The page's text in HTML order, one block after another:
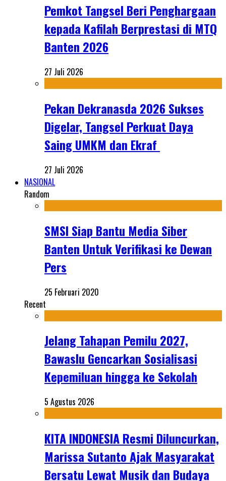
Pemkot Tangsel Beri Penghargaan
kepada Kafilah Berprestasi di MTQ
Banten 2026
27 Juli 2026
Pekan Dekranasda 2026 Sukses
Digelar, Tangsel Perkuat Daya
Saing UMKM dan Ekraf
27 Juli 2026
NASIONAL
Random
SMSI Siap Bantu Media Siber
Banten Untuk Verifikasi ke Dewan
Pers
25 Februari 2020
Recent
Jelang Tahapan Pemilu 2027,
Bawaslu Gencarkan Sosialisasi
Kepemiluan hingga ke Sekolah
5 Agustus 2026
KITA INDONESIA Resmi Diluncurkan,
Marissa Sutanto Ajak Masyarakat
Bersatu Lewat Musik dan Budaya